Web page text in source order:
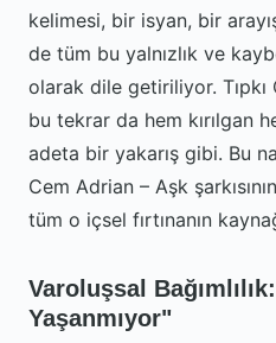
kelimesi, bir isyan, bir
de tüm bu yalnızlık ve
olarak dile getiriliyor. Tıpkı
bu tekrar da hem kırılgan
adeta bir yakarış gibi. Bu
Cem Adrian – Aşk
tüm o içsel fırtınanın
Varoluşsal
Yaşanmıyor"